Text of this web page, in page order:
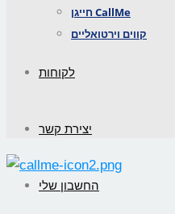
חייגן CallMe
קווים וירטואליים
לקוחות
יצירת קשר
החשבון שלי